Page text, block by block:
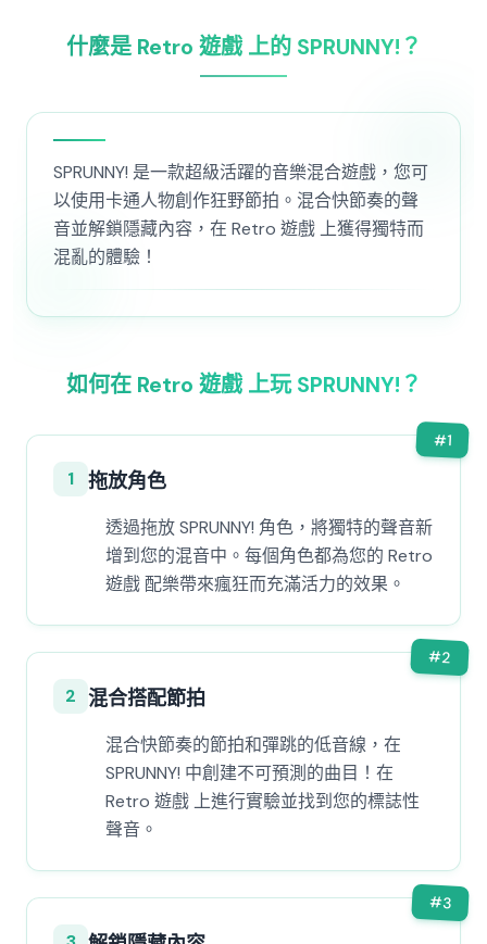
什麼是 Retro 遊戲 上的 SPRUNNY!？
SPRUNNY! 是一款超級活躍的音樂混合遊戲，您可
以使用卡通人物創作狂野節拍。混合快節奏的聲
音並解鎖隱藏內容，在 Retro 遊戲 上獲得獨特而
混亂的體驗！
如何在 Retro 遊戲 上玩 SPRUNNY!？
#1
1 拖放角色
透過拖放 SPRUNNY! 角色，將獨特的聲音新
增到您的混音中。每個角色都為您的 Retro
遊戲 配樂帶來瘋狂而充滿活力的效果。
#2
2 混合搭配節拍
混合快節奏的節拍和彈跳的低音線，在
SPRUNNY! 中創建不可預測的曲目！在
Retro 遊戲 上進行實驗並找到您的標誌性
聲音。
#3